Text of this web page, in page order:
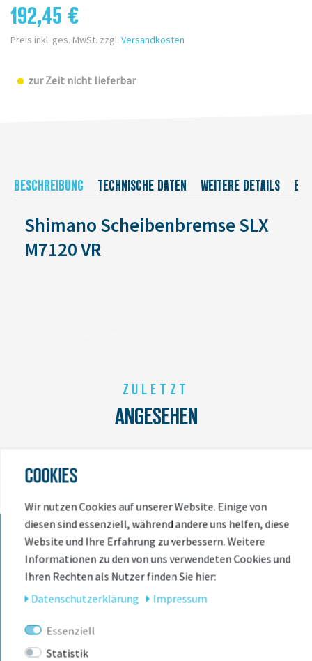
192,45 €
Preis inkl. ges. MwSt. zzgl. Versandkosten
zur Zeit nicht lieferbar
BESCHREIBUNG TECHNISCHE DATEN WEITERE DETAILS
Shimano Scheibenbremse SLX
M7120 VR
ZULETZT
ANGESEHEN
KONTAKT
Stuttgarter Str. 72 78628 Rottweil-
COOKIES
Wir nutzen Cookies auf unserer Website. Einige von
diesen sind essenziell, während andere uns helfen, diese
Website und Ihre Erfahrung zu verbessern. Weitere
Informationen zu den von uns verwendeten Cookies und
Ihren Rechten als Nutzer finden Sie hier:
Daten­schutz­erklärung
Impressum
Essenziell
Statistik